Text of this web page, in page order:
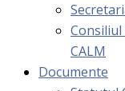
CALM
Documente